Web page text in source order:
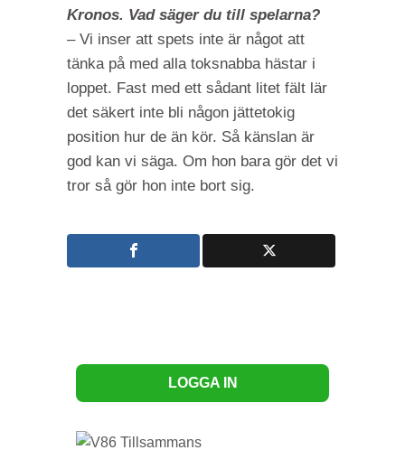
Kronos. Vad säger du till spelarna?
– Vi inser att spets inte är något att
tänka på med alla toksnabba hästar i
loppet. Fast med ett sådant litet fält lär
det säkert inte bli någon jättetokig
position hur de än kör. Så känslan är
god kan vi säga. Om hon bara gör det vi
tror så gör hon inte bort sig.
LOGGA IN